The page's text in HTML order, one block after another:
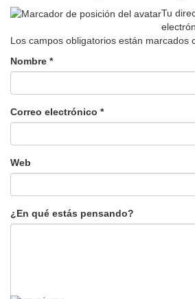
Tu
Los campos obligatorios están marcados
Nombre *
Correo electrónico *
Web
¿En qué estás pensando?